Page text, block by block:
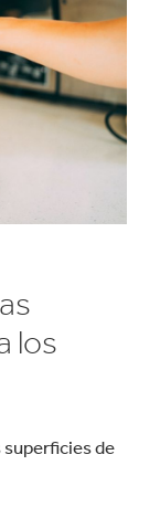
los
superficies de